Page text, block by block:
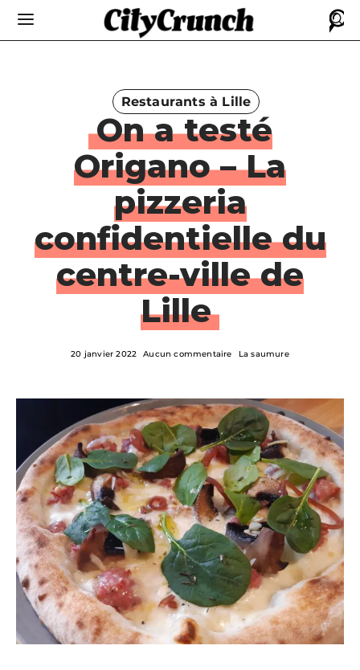
Restaurants à Lille
On a testé
Origano – La
pizzeria
confidentielle du
centre-ville de
Lille
20 janvier 2022 Aucun commentaire La saumure